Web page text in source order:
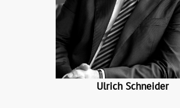
Ulrich Schneider